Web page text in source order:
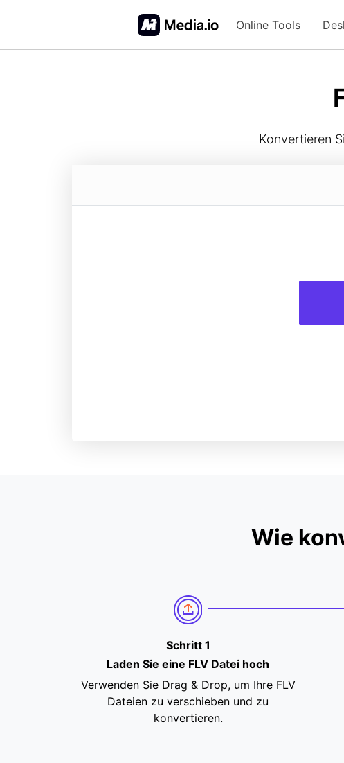
Online Tools
Konvertieren
Wie
Schritt 1
Laden Sie eine FLV Datei hoch
Verwenden Sie Drag & Drop, um Ihre FLV
Dateien zu verschieben und zu
konvertieren.